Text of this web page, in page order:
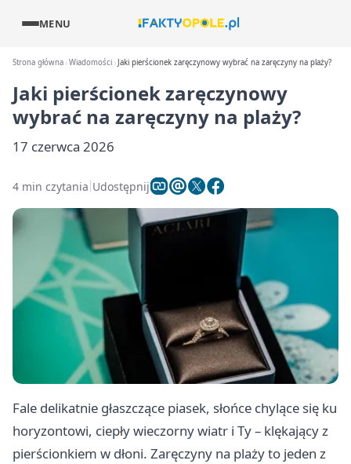
MENU
Strona główna Wiadomości Jaki pierścionek zaręczynowy wybrać na zaręczyny na plaży?
Jaki pierścionek zaręczynowy
wybrać na zaręczyny na plaży?
17 czerwca 2026
4 min czytania Udostępnij
Fale delikatnie głaszczące piasek, słońce chylące się ku
horyzontowi, ciepły wieczorny wiatr i Ty – klękający z
pierścionkiem w dłoni. Zaręczyny na plaży to jeden z